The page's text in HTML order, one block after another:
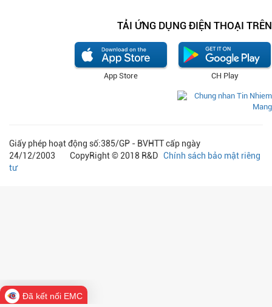
TẢI ỨNG DỤNG ĐIỆN THOẠI TRÊN
CH Play
App Store
Giấy phép hoạt động số:385/GP - BVHTT cấp ngày
24/12/2003 CopyRight © 2018 R&D Chính sách bảo mật riêng
tư
Đã kết nối EMC